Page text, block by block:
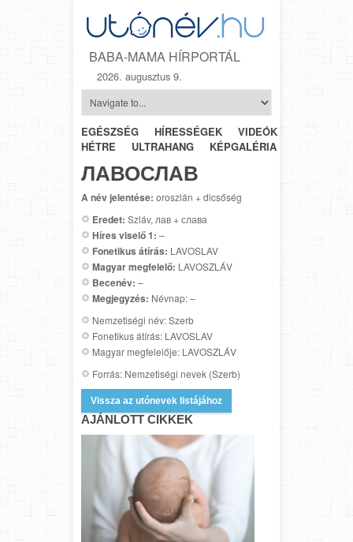
BABA-MAMA HÍRPORTÁL
2026. augusztus 9.
EGÉSZSÉG HÍRESSÉGEK VIDEÓK
HÉTRŐL-
HÉTRE
ULTRAHANG KÉPGALÉRIA
ЛАВОСЛАВ
A név jelentése: oroszlán + dicsőség
Eredet: Szláv, лав + слава
Híres viselő 1: –
Fonetikus átírás: LAVOSLAV
Magyar megfelelő: LAVOSZLÁV
Becenév: –
Megjegyzés: Névnap: –
Nemzetiségi név: Szerb
Fonetikus átírás: LAVOSLAV
Magyar megfelelője: LAVOSZLÁV
Forrás: Nemzetiségi nevek (Szerb)
Vissza az utónevek listájához
AJÁNLOTT CIKKEK